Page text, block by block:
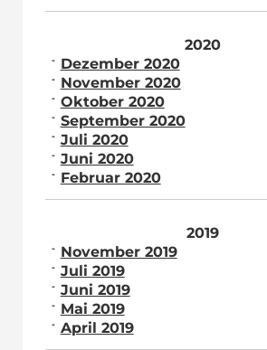
2020
Dezember 2020
November 2020
Oktober 2020
September 2020
Juli 2020
Juni 2020
Februar 2020
2019
November 2019
Juli 2019
Juni 2019
Mai 2019
April 2019